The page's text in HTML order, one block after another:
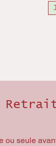
ou seule